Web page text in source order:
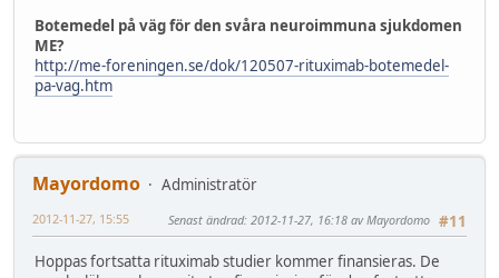
Botemedel på väg för den svåra neuroimmuna sjukdomen
ME?
http://me-foreningen.se/dok/120507-rituximab-botemedel-
pa-vag.htm
Mayordomo
Administratör
#11
2012-11-27, 15:55 Senast ändrad: 2012-11-27, 16:18 av Mayordomo
Hoppas fortsatta rituximab studier kommer finansieras. De